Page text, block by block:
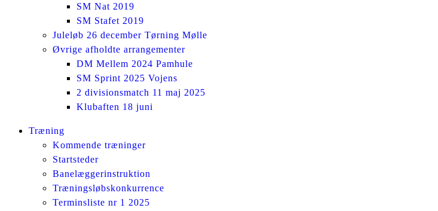
SM Nat 2019
SM Stafet 2019
Juleløb 26 december Tørning Mølle
Øvrige afholdte arrangementer
DM Mellem 2024 Pamhule
SM Sprint 2025 Vojens
2 divisionsmatch 11 maj 2025
Klubaften 18 juni
Facebook
InstagramTræning
Kommende træninger
Startsteder
Banelæggerinstruktion
Træningsløbskonkurrence
Terminsliste nr 1 2025